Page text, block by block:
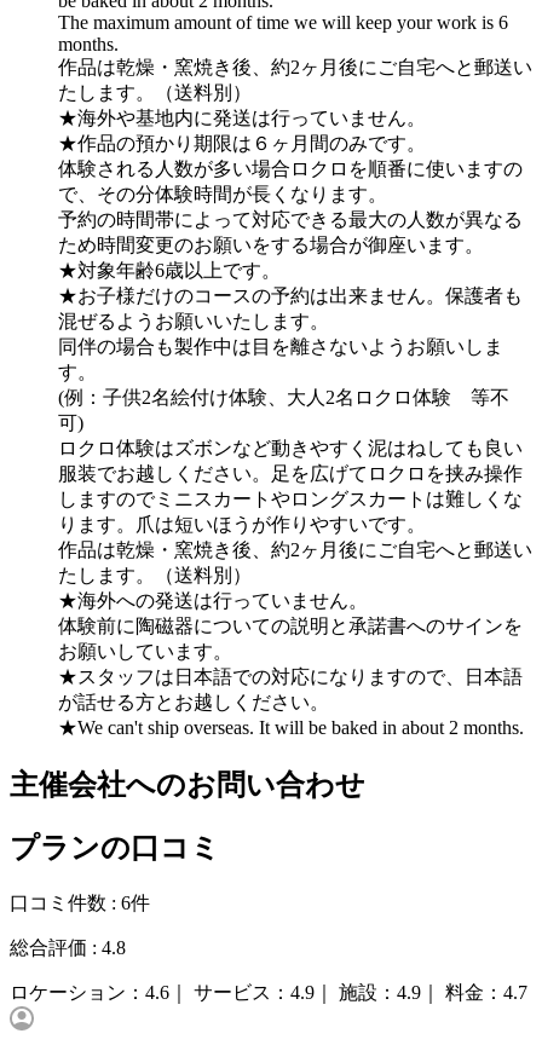
The maximum amount of time we will keep your work is 6
months.
作品は乾燥・窯焼き後、約2ヶ月後にご自宅へと郵送い
たします。（送料別）
★海外や基地内に発送は行っていません。
★作品の預かり期限は６ヶ月間のみです。
体験される人数が多い場合ロクロを順番に使いますの
で、その分体験時間が長くなります。
予約の時間帯によって対応できる最大の人数が異なる
ため時間変更のお願いをする場合が御座います。
★対象年齢6歳以上です。
★お子様だけのコースの予約は出来ません。保護者も
混ぜるようお願いいたします。
同伴の場合も製作中は目を離さないようお願いしま
す。
(例：子供2名絵付け体験、大人2名ロクロ体験 等不
可)
ロクロ体験はズボンなど動きやすく泥はねしても良い
服装でお越しください。足を広げてロクロを挟み操作
しますのでミニスカートやロングスカートは難しくな
ります。爪は短いほうが作りやすいです。
作品は乾燥・窯焼き後、約2ヶ月後にご自宅へと郵送い
たします。（送料別）
★海外への発送は行っていません。
体験前に陶磁器についての説明と承諾書へのサインを
お願いしています。
★スタッフは日本語での対応になりますので、日本語
が話せる方とお越しください。
★We can't ship overseas. It will be baked in about 2 months.
主催会社へのお問い合わせ
プランの口コミ
口コミ件数 : 6件
総合評価 : 4.8
ロケーション： 4.6｜ サービス： 4.9｜ 施設： 4.9｜ 料金： 4.7